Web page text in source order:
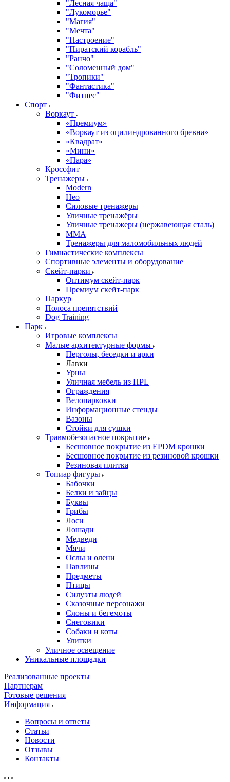
"Лесная чаща"
"Лукоморье"
"Магия"
"Мечта"
"Настроение"
"Пиратский корабль"
"Ранчо"
"Соломенный дом"
"Тропики"
"Фантастика"
"Фитнес"
Спорт
Воркаут
«Премиум»
«Воркаут из оцилиндрованного бревна»
«Квадрат»
«Мини»
«Пара»
Кроссфит
Тренажеры
Modern
Нео
Силовые тренажеры
Уличные тренажёры
Уличные тренажеры (нержавеющая сталь)
ММА
Тренажеры для маломобильных людей
Гимнастические комплексы
Спортивные элементы и оборудование
Скейт-парки
Оптимум скейт-парк
Премиум скейт-парк
Паркур
Полоса препятствий
Dog Training
Парк
Игровые комплексы
Малые архитектурные формы
Перголы, беседки и арки
Лавки
Урны
Уличная мебель из HPL
Ограждения
Велопарковки
Информационные стенды
Вазоны
Стойки для сушки
Травмобезопасное покрытие
Бесшовное покрытие из EPDM крошки
Бесшовное покрытие из резиновой крошки
Резиновая плитка
Топиар фигуры
Бабочки
Белки и зайцы
Буквы
Грибы
Лоси
Лошади
Медведи
Мячи
Ослы и олени
Павлины
Предметы
Птицы
Силуэты людей
Сказочные персонажи
Слоны и бегемоты
Снеговики
Собаки и коты
Улитки
Уличное освещение
Уникальные площадки
Реализованные проекты
Партнерам
Готовые решения
Информация
Вопросы и ответы
Статьи
Новости
Отзывы
Контакты